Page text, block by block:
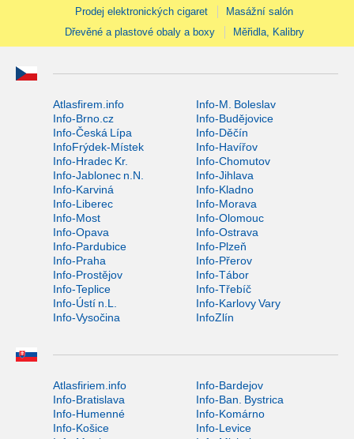
Prodej elektronických cigaret
Masážní salón
Dřevěné a plastové obaly a boxy
Měřidla, Kalibry
Atlasfirem.info
Info-M. Boleslav
Info-Brno.cz
Info-Budějovice
Info-Česká Lípa
Info-Děčín
InfoFrýdek-Místek
Info-Havířov
Info-Hradec Kr.
Info-Chomutov
Info-Jablonec n.N.
Info-Jihlava
Info-Karviná
Info-Kladno
Info-Liberec
Info-Morava
Info-Most
Info-Olomouc
Info-Opava
Info-Ostrava
Info-Pardubice
Info-Plzeň
Info-Praha
Info-Přerov
Info-Prostějov
Info-Tábor
Info-Teplice
Info-Třebíč
Info-Ústí n.L.
Info-Karlovy Vary
Info-Vysočina
InfoZlín
Atlasfiriem.info
Info-Bardejov
Info-Bratislava
Info-Ban. Bystrica
Info-Humenné
Info-Komárno
Info-Košice
Info-Levice